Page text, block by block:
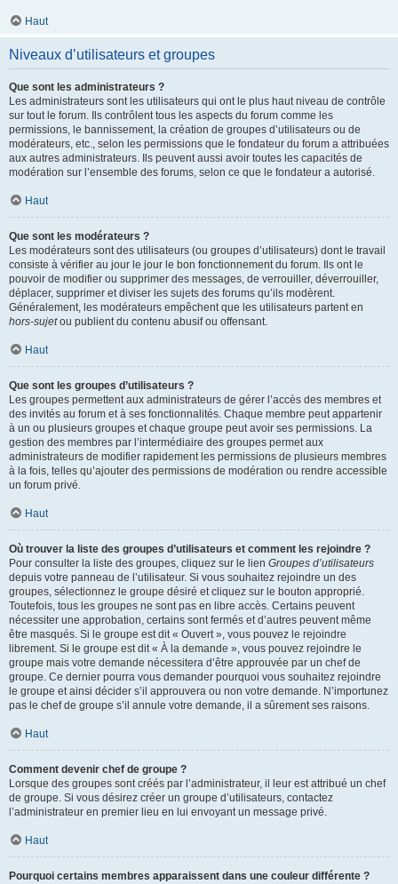
Haut
Niveaux d’utilisateurs et groupes
Que sont les administrateurs ?
Les administrateurs sont les utilisateurs qui ont le plus haut niveau de contrôle
sur tout le forum. Ils contrôlent tous les aspects du forum comme les
permissions, le bannissement, la création de groupes d’utilisateurs ou de
modérateurs, etc., selon les permissions que le fondateur du forum a attribuées
aux autres administrateurs. Ils peuvent aussi avoir toutes les capacités de
modération sur l’ensemble des forums, selon ce que le fondateur a autorisé.
Haut
Que sont les modérateurs ?
Les modérateurs sont des utilisateurs (ou groupes d’utilisateurs) dont le travail
consiste à vérifier au jour le jour le bon fonctionnement du forum. Ils ont le
pouvoir de modifier ou supprimer des messages, de verrouiller, déverrouiller,
déplacer, supprimer et diviser les sujets des forums qu’ils modèrent.
Généralement, les modérateurs empêchent que les utilisateurs partent en
hors-sujetou publient du contenu abusif ou offensant.
Haut
Que sont les groupes d’utilisateurs ?
Les groupes permettent aux administrateurs de gérer l’accès des membres et
des invités au forum et à ses fonctionnalités. Chaque membre peut appartenir
à un ou plusieurs groupes et chaque groupe peut avoir ses permissions. La
gestion des membres par l’intermédiaire des groupes permet aux
administrateurs de modifier rapidement les permissions de plusieurs membres
à la fois, telles qu’ajouter des permissions de modération ou rendre accessible
un forum privé.
Haut
Où trouver la liste des groupes d’utilisateurs et comment les rejoindre ?
Pour consulter la liste des groupes, cliquez sur le lien Groupes d’utilisateurs
depuis votre panneau de l’utilisateur. Si vous souhaitez rejoindre un des
groupes, sélectionnez le groupe désiré et cliquez sur le bouton approprié.
Toutefois, tous les groupes ne sont pas en libre accès. Certains peuvent
nécessiter une approbation, certains sont fermés et d’autres peuvent même
être masqués. Si le groupe est dit « Ouvert », vous pouvez le rejoindre
librement. Si le groupe est dit « À la demande », vous pouvez rejoindre le
groupe mais votre demande nécessitera d’être approuvée par un chef de
groupe. Ce dernier pourra vous demander pourquoi vous souhaitez rejoindre
le groupe et ainsi décider s’il approuvera ou non votre demande. N’importunez
pas le chef de groupe s’il annule votre demande, il a sûrement ses raisons.
Haut
Comment devenir chef de groupe ?
Lorsque des groupes sont créés par l’administrateur, il leur est attribué un chef
de groupe. Si vous désirez créer un groupe d’utilisateurs, contactez
l’administrateur en premier lieu en lui envoyant un message privé.
Haut
Pourquoi certains membres apparaissent dans une couleur différente ?